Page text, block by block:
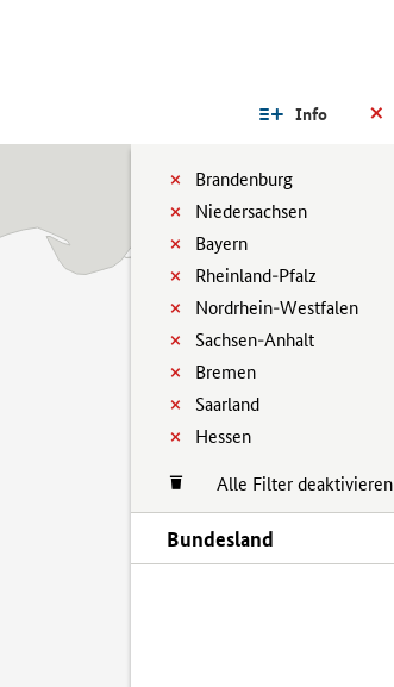
Info
Brandenburg
Niedersachsen
Bayern
Rheinland-Pfalz
Nordrhein-Westfalen
Sachsen-Anhalt
Bremen
Saarland
Hessen
Alle Filter deaktivieren
Bundesland